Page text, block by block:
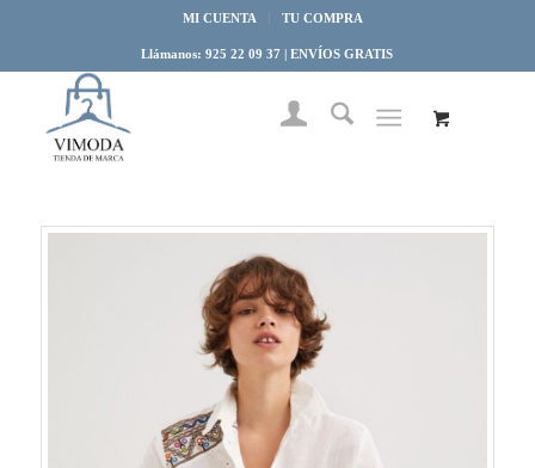
MI CUENTA TU COMPRA
Llámanos: 925 22 09 37 | ENVÍOS GRATIS